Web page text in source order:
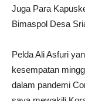
Juga Para
Bimaspol Desa
Pelda Ali Asfuri
kesempatan
dalam pandemi